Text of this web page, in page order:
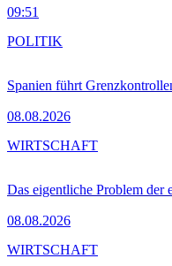
09:51
Spanien führt
08.08.2026
POLITIK
Das eigentliche Problem
08.08.2026
WIRTSCHAFT
WIRTSCHAFT